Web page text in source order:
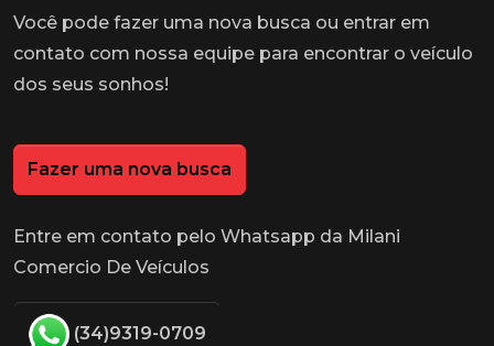
Você pode fazer uma nova busca ou entrar em
contato com nossa equipe para encontrar o veículo
dos seus sonhos!
Fazer uma nova busca
Entre em contato pelo Whatsapp da Milani
Comercio De Veículos
(34)9319-0709